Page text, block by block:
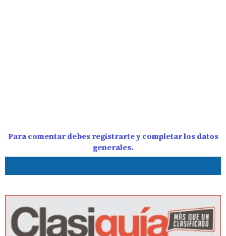
Para comentar debes registrarte y completar los datos
generales.